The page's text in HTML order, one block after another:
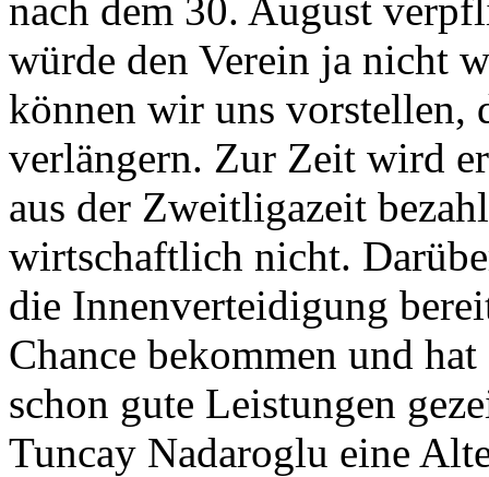
nach dem 30. August
würde den Verein ja nicht
können wir uns vorstellen,
verlängern. Zur Zeit wird
aus der Zweitligazeit
wirtschaftlich nicht.
die Innenverteidigung
Chance bekommen und
schon gute Leistungen
Tuncay Nadaroglu eine